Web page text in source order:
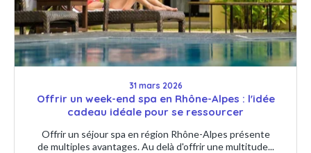
31 mars 2026
Offrir un week-end spa en Rhône-Alpes : l'idée
cadeau idéale pour se ressourcer
Offrir un séjour spa en région Rhône-Alpes présente
de multiples avantages. Au delà d'offrir une multitude...